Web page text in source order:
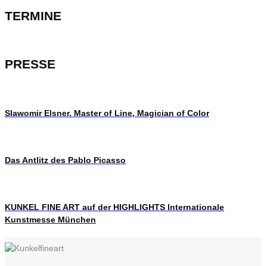
TERMINE
PRESSE
Slawomir Elsner. Master of Line, Magician of Color
Das Antlitz des Pablo Picasso
KUNKEL FINE ART auf der HIGHLIGHTS Internationale
Kunstmesse München